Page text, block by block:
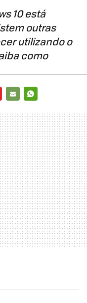
10 está
outras
utilizando o
como
MAIL